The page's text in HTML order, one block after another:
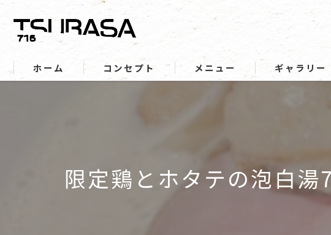
ホーム コンセプト メニュー ギャラリー
限定鶏とホタテの泡白